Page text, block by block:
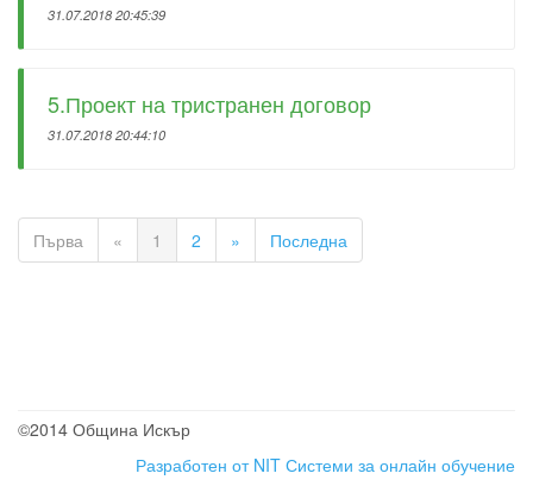
31.07.2018 20:45:39
5.Проект на тристранен договор
31.07.2018 20:44:10
Първа « 1 2 » Последна
©2014 Община Искър
Разработен от NIT Системи за онлайн обучение